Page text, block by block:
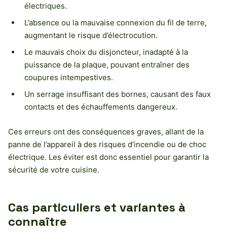
électriques.
L’absence ou la mauvaise connexion du fil de terre,
augmentant le risque d’électrocution.
Le mauvais choix du disjoncteur, inadapté à la
puissance de la plaque, pouvant entraîner des
coupures intempestives.
Un serrage insuffisant des bornes, causant des faux
contacts et des échauffements dangereux.
Ces erreurs ont des conséquences graves, allant de la
panne de l’appareil à des risques d’incendie ou de choc
électrique. Les éviter est donc essentiel pour garantir la
sécurité de votre cuisine.
Cas particuliers et variantes à
connaître